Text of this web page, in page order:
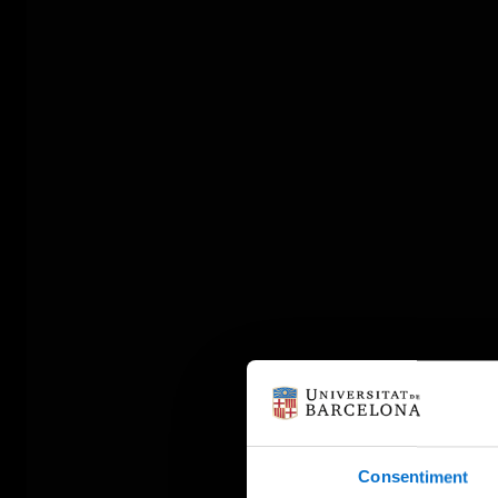
Consentiment